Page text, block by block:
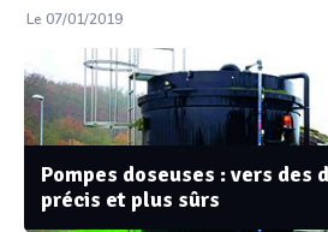
Le 07/01/2019
Pompes doseuses : vers des
précis et plus sûrs